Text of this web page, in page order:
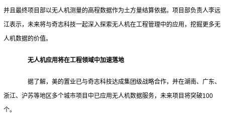
并且最终项目部以无人机测量的高程数据作为土方量结算依据。项目部负责人李远
江表示，未来将与奇志科技一起深入探索无人机在工程管理中的应用，挖掘更多无
人机数据的价值。
无人机应用将在工程领域中加速落地
据了解，美的置业已与奇志科技达成集团级战略合作，并在湖南、广东、
浙江、沪苏等地区多个城市项目中已应用无人机数据服务，未来项目将突破100
个。